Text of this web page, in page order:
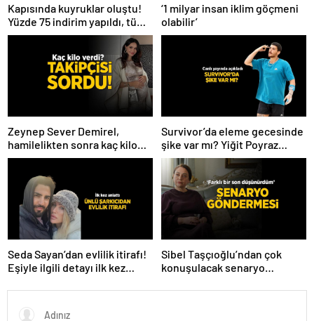
Kapısında kuyruklar oluştu!
Yüzde 75 indirim yapıldı, tüm
ürünler kapış kapış gitti
‘1 milyar insan iklim göçmeni
olabilir’
Zeynep Sever Demirel,
hamilelikten sonra kaç kilo
verdiğini açıkladı! ‘Yaza kadar
Survivor’da eleme gecesinde
şike var mı? Yiğit Poyraz
düelloda Volkan’la
yaşananları ilk kez anlattı!
Seda Sayan’dan evlilik itirafı!
Eşiyle ilgili detayı ilk kez
Sibel Taşçıoğlu’ndan çok
konuşulacak senaryo
düşünürdüm’